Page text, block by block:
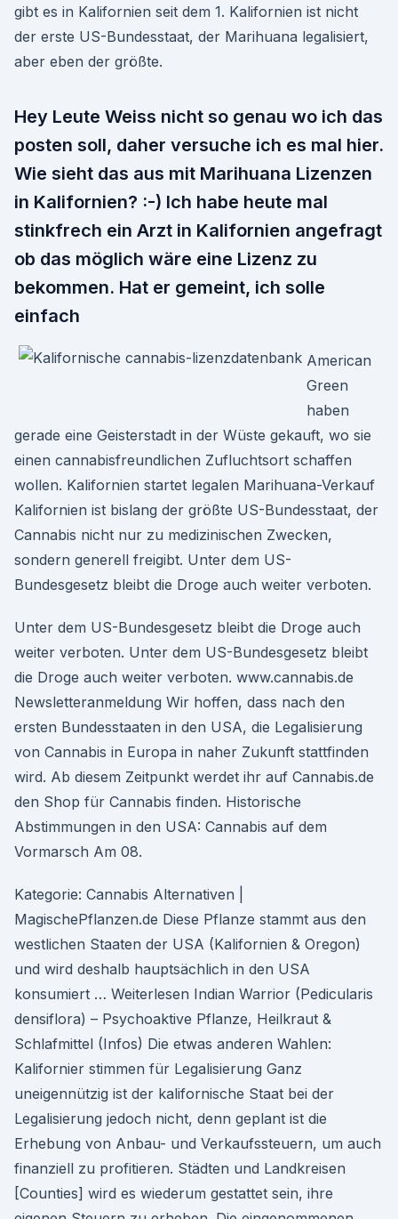
gibt es in Kalifornien seit dem 1. Kalifornien ist nicht
der erste US-Bundesstaat, der Marihuana legalisiert,
aber eben der größte.
Hey Leute Weiss nicht so genau wo ich das
posten soll, daher versuche ich es mal hier.
Wie sieht das aus mit Marihuana Lizenzen
in Kalifornien? :-) Ich habe heute mal
stinkfrech ein Arzt in Kalifornien angefragt
ob das möglich wäre eine Lizenz zu
bekommen. Hat er gemeint, ich solle
einfach
American
Green
haben
gerade eine Geisterstadt in der Wüste gekauft, wo sie
einen cannabisfreundlichen Zufluchtsort schaffen
wollen. Kalifornien startet legalen Marihuana-Verkauf
Kalifornien ist bislang der größte US-Bundesstaat, der
Cannabis nicht nur zu medizinischen Zwecken,
sondern generell freigibt. Unter dem US-
Bundesgesetz bleibt die Droge auch weiter verboten.
Unter dem US-Bundesgesetz bleibt die Droge auch
weiter verboten. Unter dem US-Bundesgesetz bleibt
die Droge auch weiter verboten. www.cannabis.de
Newsletteranmeldung Wir hoffen, dass nach den
ersten Bundesstaaten in den USA, die Legalisierung
von Cannabis in Europa in naher Zukunft stattfinden
wird. Ab diesem Zeitpunkt werdet ihr auf Cannabis.de
den Shop für Cannabis finden. Historische
Abstimmungen in den USA: Cannabis auf dem
Vormarsch Am 08.
Kategorie: Cannabis Alternativen |
MagischePflanzen.de Diese Pflanze stammt aus den
westlichen Staaten der USA (Kalifornien & Oregon)
und wird deshalb hauptsächlich in den USA
konsumiert … Weiterlesen Indian Warrior (Pedicularis
densiflora) – Psychoaktive Pflanze, Heilkraut &
Schlafmittel (Infos) Die etwas anderen Wahlen:
Kalifornier stimmen für Legalisierung Ganz
uneigennützig ist der kalifornische Staat bei der
Legalisierung jedoch nicht, denn geplant ist die
Erhebung von Anbau- und Verkaufssteuern, um auch
finanziell zu profitieren. Städten und Landkreisen
[Counties] wird es wiederum gestattet sein, ihre